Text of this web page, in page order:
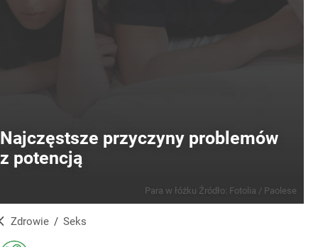
Najczęstsze przyczyny problemów
z potencją
Para w łóżku Źródło: Fotolia / Paolese
Zdrowie / Seks